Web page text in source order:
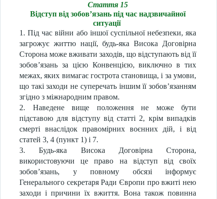
Стаття 15
Відступ від зобов’язань під час надзвичайної
ситуації
1. Під час війни або іншої суспільної небезпеки, яка
загрожує життю нації, будь-яка Висока Договірна
Сторона може вживати заходів, що відступають від її
зобов’язань за цією Конвенцією, виключно в тих
межах, яких вимагає гострота становища, і за умови,
що такі заходи не суперечать іншим її зобов’язанням
згідно з міжнародним правом.
2. Наведене вище положення не може бути
підставою для відступу від статті 2, крім випадків
смерті внаслідок правомірних воєнних дій, і від
статей 3, 4 (пункт 1) і 7.
3. Будь-яка Висока Договірна Сторона,
використовуючи це право на відступ від своїх
зобов’язань, у повному обсязі інформує
Генерального секретаря Ради Європи про вжиті нею
заходи і причини їх вжиття. Вона також повинна